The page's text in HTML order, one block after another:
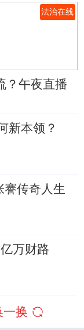
法治在线
？午夜直播
新本领？
謇传奇人生
万财路
一换